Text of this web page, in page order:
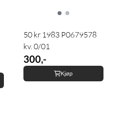
50 kr 1983 P0679578
kv. 0/01
300,-
Kjøp